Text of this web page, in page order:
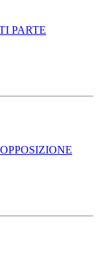
PARTE